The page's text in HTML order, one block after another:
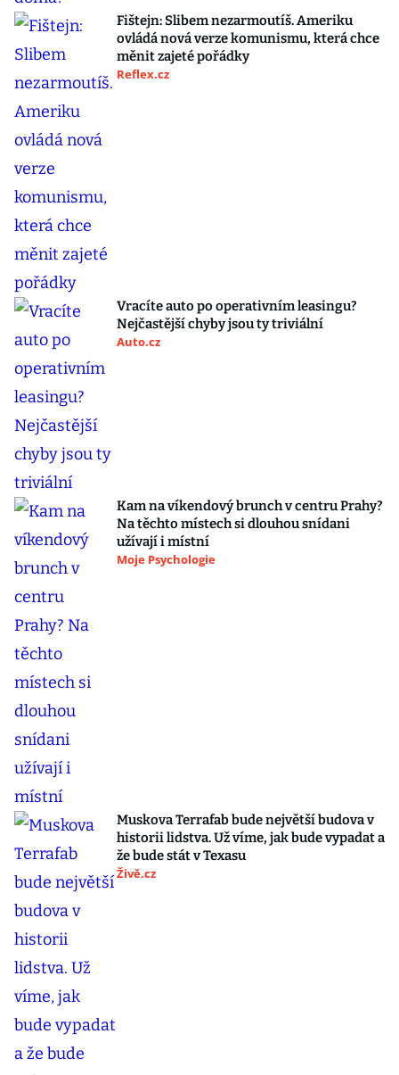
Fištejn: Slibem nezarmoutíš. Ameriku
ovládá nová verze komunismu, která chce
měnit zajeté pořádky
Reflex.cz
Vracíte auto po operativním leasingu?
Nejčastější chyby jsou ty triviální
Auto.cz
Kam na víkendový brunch v centru Prahy?
Na těchto místech si dlouhou snídani
užívají i místní
Moje Psychologie
Muskova Terrafab bude největší budova v
historii lidstva. Už víme, jak bude vypadat a
že bude stát v Texasu
Živě.cz